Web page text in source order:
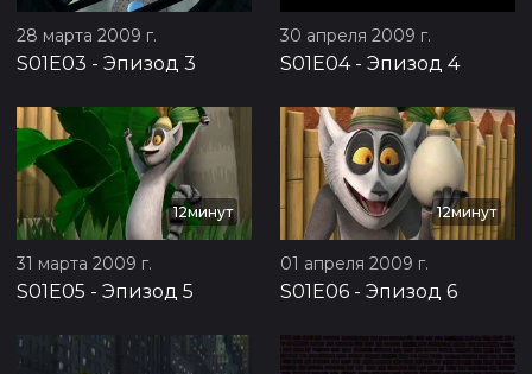
28 марта 2009 г.
S01E03 - Эпизод 3
30 апреля 2009 г.
S01E04- Эпизод 4
12минут
31 марта 2009 г.
S01E05 - Эпизод 5
12минут
01 апреля 2009 г.
S01E06 - Эпизод 6